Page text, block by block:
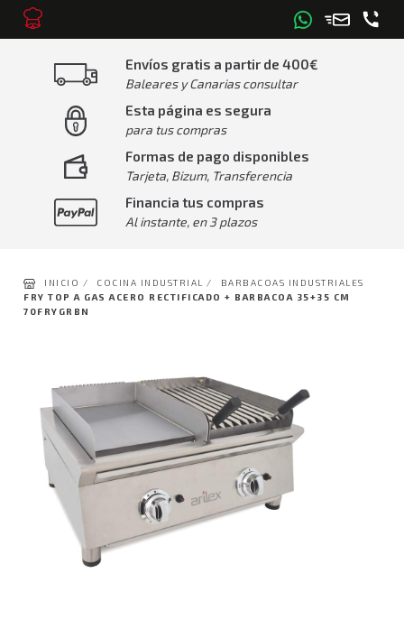
Envíos gratis a partir de 400€
Baleares y Canarias consultar
Esta página es segura
para tus compras
Formas de pago disponibles
Tarjeta, Bizum, Transferencia
Financia tus compras
Al instante, en 3 plazos
INICIO / COCINA INDUSTRIAL /
BARBACOAS INDUSTRIALES
FRY TOP A GAS ACERO RECTIFICADO + BARBACOA 35+35 CM
70FRYGRBN